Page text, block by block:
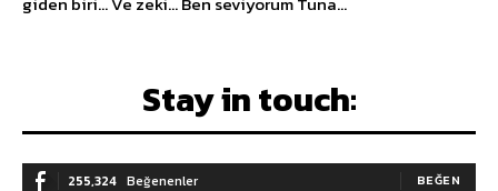
Stay in touch:
255,324 Beğenenler BEĞEN